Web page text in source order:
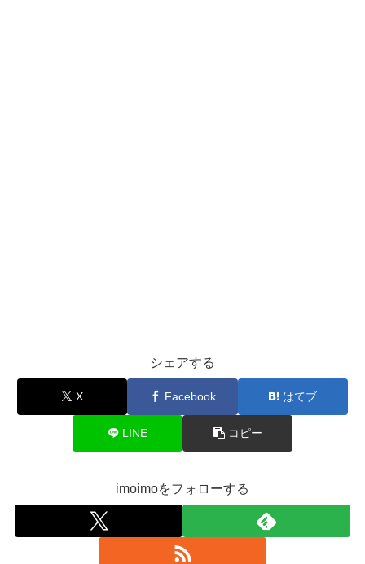
シェアする
X Facebook はてブ
LINE コピー
imoimoをフォローする